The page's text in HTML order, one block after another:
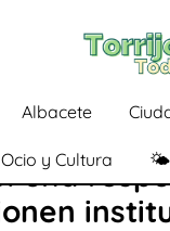
Albacete
Ocio y Cultura 🌤️
una